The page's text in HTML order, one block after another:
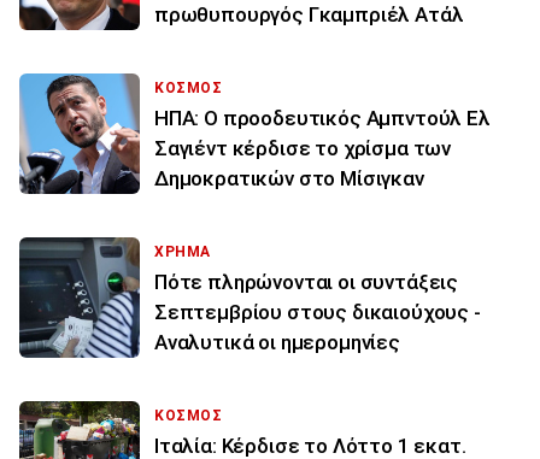
πρωθυπουργός Γκαμπριέλ Ατάλ
ΚΟΣΜΟΣ
ΗΠΑ: Ο προοδευτικός Αμπντούλ Ελ
Σαγιέντ κέρδισε το χρίσμα των
Δημοκρατικών στο Μίσιγκαν
ΧΡΗΜΑ
Πότε πληρώνονται οι συντάξεις
Σεπτεμβρίου στους δικαιούχους -
Αναλυτικά οι ημερομηνίες
ΚΟΣΜΟΣ
Ιταλία: Κέρδισε το Λόττο 1 εκατ.